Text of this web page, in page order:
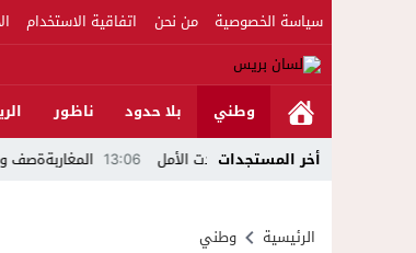
سياسة الخصوصية من نحن اتفاقية الاستخدام
وطني بلا حدود ناظور
أخر المستجداتلحظة أعادت الأمل 13:06 المغاربةةصف واحد لموجهة الإشاعة
الرئيسية وطني